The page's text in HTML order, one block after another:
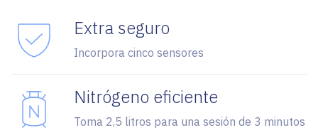
Extra seguro
Incorpora cinco sensores
Nitrógeno eficiente
Toma 2,5 litros para una sesión de 3 minutos